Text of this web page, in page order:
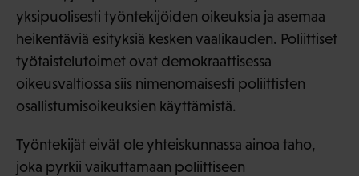
yksipuolisesti työntekijöiden oikeuksia ja asemaa
heikentäviä esityksiä kesken vaalikauden. Poliittiset
työtaistelutoimet ovat demokraattisessa
oikeusvaltiossa siis nimenomaisesti poliittisten
osallistumisoikeuksien käyttämistä.
Työntekijät eivät ole yhteiskunnassa ainoa taho,
joka pyrkii vaikuttamaan poliittiseen